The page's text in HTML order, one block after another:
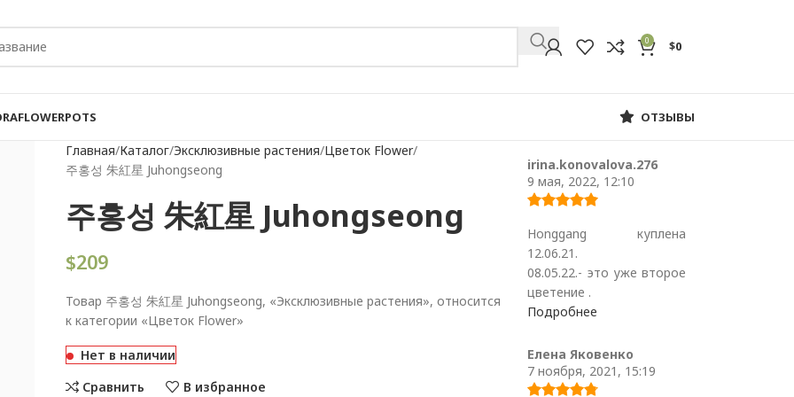
0 $0
FLOWERPOTS ОТЗЫВЫ
Главная Каталог Эксклюзивные растения Цветок Flower
주홍성 朱紅星 Juhongseong
주홍성 朱紅星 Juhongseong
$209
Товар 주홍성 朱紅星 Juhongseong, «Эксклюзивные растения», относится
к категории «Цветок Flower»
Нет в наличии
Сравнить
В избранное
irina.konovalova.276
9 мая, 2022, 12:10
Honggang куплена
12.06.21.
08.05.22.- это уже второе
цветение .
Подробнее
Елена Яковенко
7 ноября, 2021, 15:19